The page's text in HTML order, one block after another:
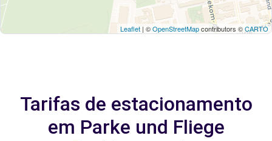
Leaflet | ©OpenStreetMapcontributors ©CARTO
Tarifas de estacionamento
em Parke und Fliege